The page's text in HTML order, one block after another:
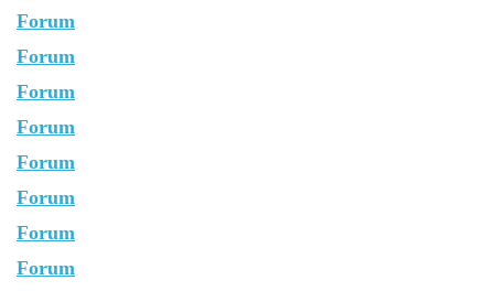
Forum
Forum
Forum
Forum
Forum
Forum
Forum
Forum